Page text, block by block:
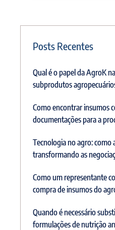
Posts Recentes
Qual é o papel da AgroK
subprodutos
Como encontrar insumos
documentações para a
Tecnologia no agro: como
transformando as
Como um representante
compra de insumos do
Quando é necessário
formulações de nutrição